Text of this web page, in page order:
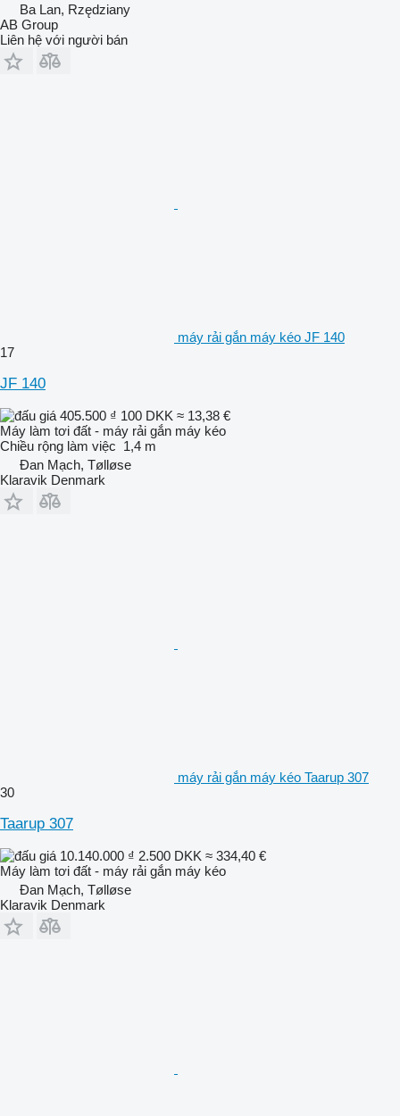
Ba Lan, Rzędziany
AB Group
Liên hệ với người bán
máy rải gắn máy kéo JF 140
17
JF 140
405.500 ₫ 100 DKK ≈ 13,38 €
Máy làm tơi đất - máy rải gắn máy kéo
Chiều rộng làm việc 1,4 m
Đan Mạch, Tølløse
Klaravik Denmark
máy rải gắn máy kéo Taarup 307
30
Taarup 307
10.140.000 ₫ 2.500 DKK ≈ 334,40 €
Máy làm tơi đất - máy rải gắn máy kéo
Đan Mạch, Tølløse
Klaravik Denmark